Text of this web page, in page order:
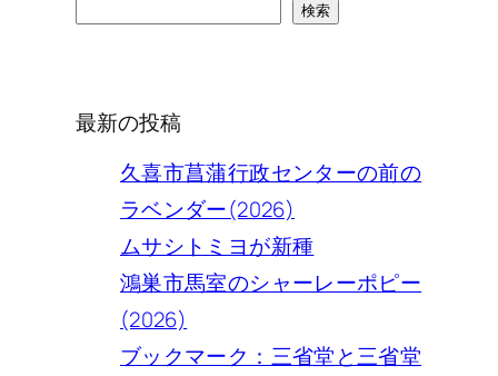
検索
最新の投稿
久喜市菖蒲行政センターの前の
ラベンダー(2026)
ムサシトミヨが新種
鴻巣市馬室のシャーレーポピー
(2026)
ブックマーク：三省堂と三省堂